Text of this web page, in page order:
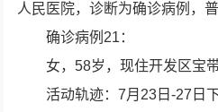
人民医院，诊断为确诊病例，普
确诊病例21：
女，58岁，现住开发区宝
活动轨迹：7月23日-27日